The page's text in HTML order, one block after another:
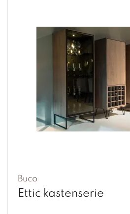
Buco
Ettic kastenserie